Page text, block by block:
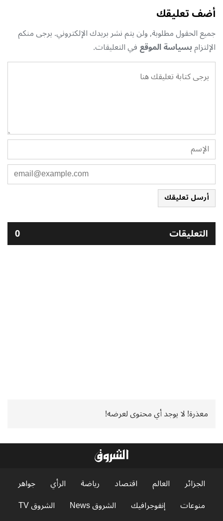
أضف تعليقك
جميع الحقول مطلوبة, ولن يتم نشر بريدك الإلكتروني. يرجى منكم
الإلتزامبسياسة الموقعفي التعليقات.
أرسل تعليقك
التعليقات 0
معذرة! لا يوجد أي محتوى لعرضه!
الجزائر العالم اقتصاد رياضة الرأي
جواهر
منوعات
إنفوجرافيك الشروق News
الشروق TV